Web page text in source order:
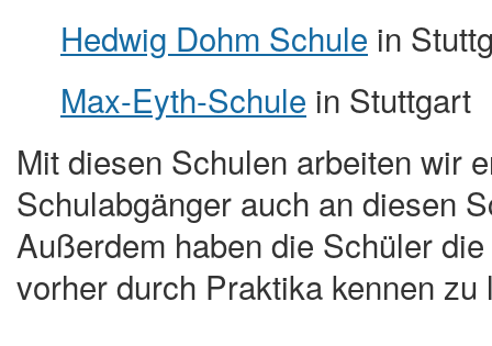
Hedwig Dohm Schule in
Max-Eyth-Schule in Stuttgart
Mit diesen Schulen arbeiten wir
Schulabgänger auch an diesen
Außerdem haben die Schüler
vorher durch Praktika kennen zu